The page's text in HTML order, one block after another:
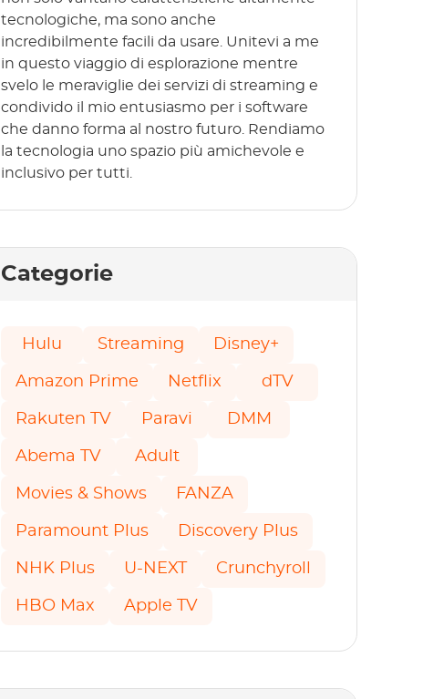
tecnologiche, ma sono anche
incredibilmente facili da usare. Unitevi a me
in questo viaggio di esplorazione mentre
svelo le meraviglie dei servizi di streaming e
condivido il mio entusiasmo per i software
che danno forma al nostro futuro. Rendiamo
la tecnologia uno spazio più amichevole e
inclusivo per tutti.
Categorie
Hulu Streaming Disney+
Amazon Prime Netflix dTV
Rakuten TV Paravi DMM
Abema TV Adult
Movies & Shows FANZA
Paramount Plus Discovery Plus
NHK Plus U-NEXT Crunchyroll
HBO Max Apple TV